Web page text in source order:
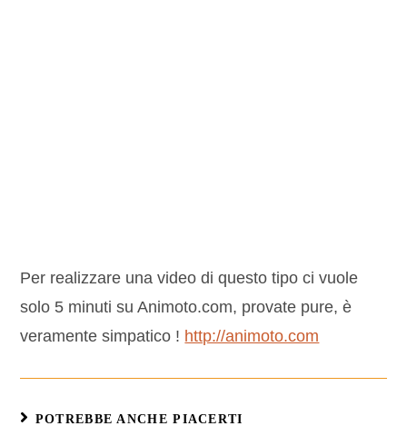
Per realizzare una video di questo tipo ci vuole
solo 5 minuti su Animoto.com, provate pure, è
veramente simpatico ! http://animoto.com
POTREBBE ANCHE PIACERTI